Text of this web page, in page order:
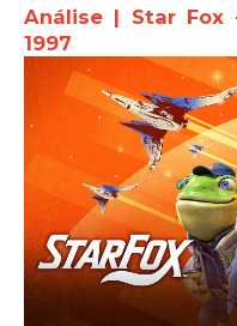
Análise | Star Fox
1997